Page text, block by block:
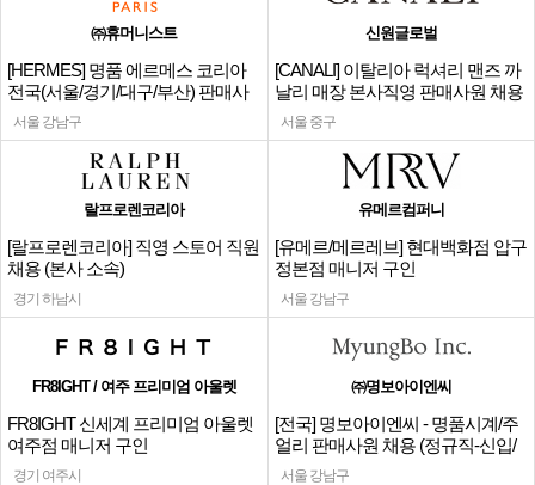
㈜휴머니스트
[HERMES] 명품 에르메스 코리아
전국(서울/경기/대구/부산) 판매사
원
서울 강남구
신원글로벌
[CANALI] 이탈리아 럭셔리 맨즈 까
날리 매장 본사직영 판매사원 채용
서울 중구
랄프로렌코리아
[랄프로렌코리아] 직영 스토어 직원
채용 (본사 소속)
경기 하남시
유메르컴퍼니
[유메르/메르레브] 현대백화점 압구
정본점 매니저 구인
서울 강남구
FR8IGHT / 여주 프리미엄 아울렛
FR8IGHT 신세계 프리미엄 아울렛
여주점 매니저 구인
경기 여주시
㈜명보아이엔씨
[전국] 명보아이엔씨 - 명품시계/주
얼리 판매사원 채용 (정규직-신입/
경력)
서울 강남구